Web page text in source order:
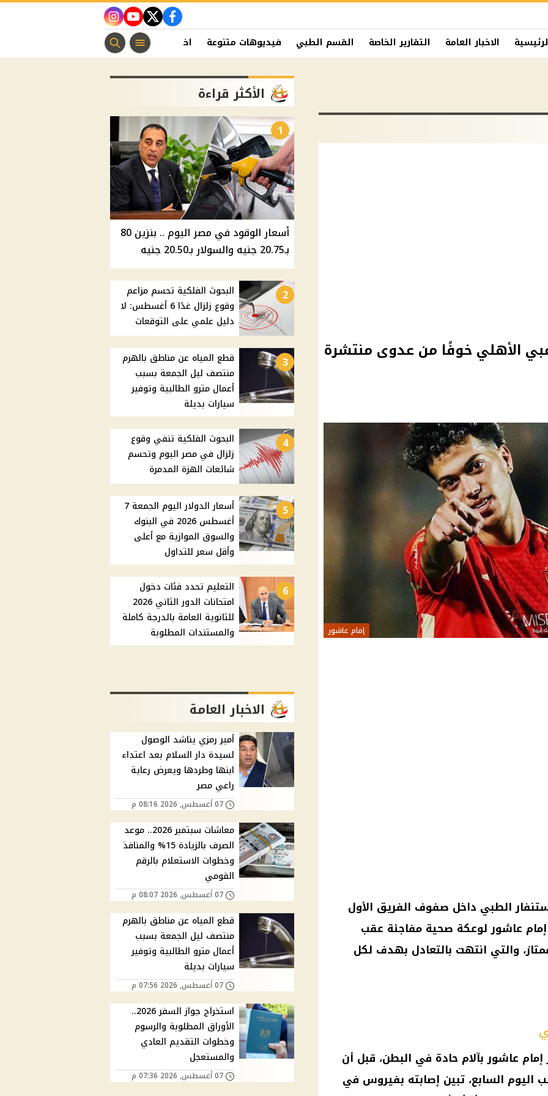
facebook
twitter
youtube
instagram
الاخبار العامة التقارير الخاصة القسم الطبي فيديوهات متنوعة اخبار الفن منوعات مسيحية
الأهلي خوفًا من عدوى منتشرة
إمام عاشور
الطبي داخل صفوف الفريق الأول
إمام عاشورلوعكة صحية مفاجئة عقب
والتي انتهت بالتعادل بهدف لكل
إمام عاشوربآلام حادة في البطن، قبل أن
اليوم السابع، تبين إصابته بفيروس في
الأكثر قراءة
1
أسعار الوقود في مصر اليوم .. بنزين 80
بـ20.75 جنيه والسولار بـ20.50 جنيه
2
البحوث الفلكية تحسم مزاعم
وقوع زلزال غدًا 6 أغسطس: لا
دليل علمي على التوقعات
3
قطع المياه عن مناطق بالهرم
منتصف ليل الجمعة بسبب
أعمال مترو الطالبية وتوفير
سيارات بديلة
4
البحوث الفلكية تنفي وقوع
زلزال في مصر اليوم وتحسم
شائعات الهزة المدمرة
5
أسعار الدولار اليوم الجمعة 7
أغسطس 2026 في البنوك
والسوق الموازية مع أعلى
وأقل سعر للتداول
6
التعليم تحدد فئات دخول
امتحانات الدور الثاني 2026
للثانوية العامة بالدرجة كاملة
والمستندات المطلوبة
الاخبار العامة
أمير رمزي يناشد الوصول
لسيدة دار السلام بعد اعتداء
ابنها وطردها ويعرض رعاية
راعي مصر
07 أغسطس, 2026 08:16 م
معاشات سبتمبر 2026.. موعد
الصرف بالزيادة 15% والمنافذ
وخطوات الاستعلام بالرقم
القومي
07 أغسطس, 2026 08:07 م
قطع المياه عن مناطق بالهرم
منتصف ليل الجمعة بسبب
أعمال مترو الطالبية وتوفير
سيارات بديلة
07 أغسطس, 2026 07:56 م
استخراج جواز السفر 2026..
الأوراق المطلوبة والرسوم
وخطوات التقديم العادي
والمستعجل
07 أغسطس, 2026 07:36 م